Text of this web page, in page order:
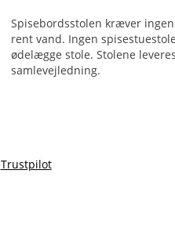
Spisebordsstolen kræver
rent vand. Ingen
ødelægge stole. Stolene
samlevejledning.
Trustpilot